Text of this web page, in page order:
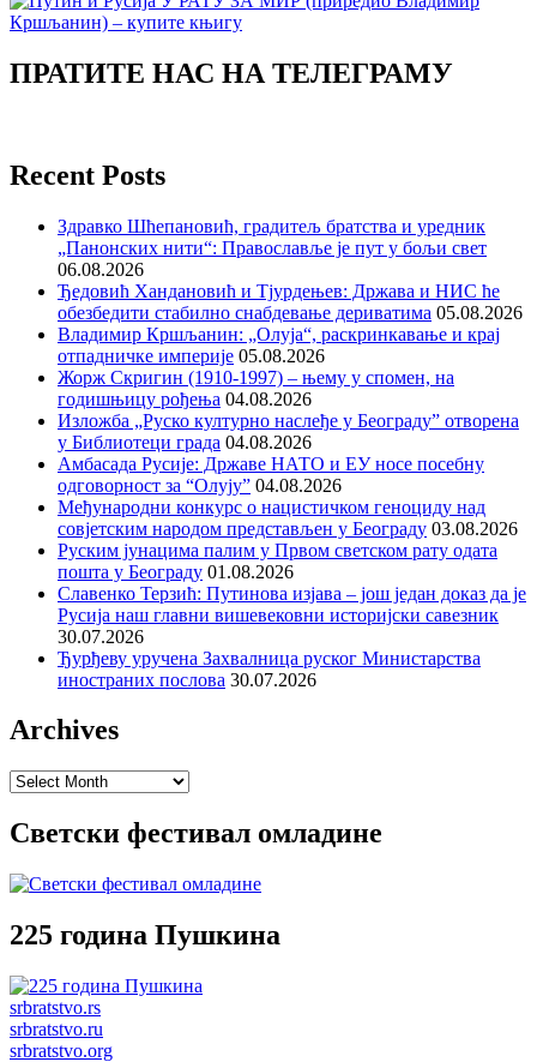
ПРАТИТЕ НАС НА ТЕЛЕГРАМУ
Recent Posts
Здравко Шћепановић, градитељ братства и уредник
„Панонских нити“: Православље је пут у бољи свет
06.08.2026
Ђедовић Хандановић и Тјурдењев: Држава и НИС ће
обезбедити стабилно снабдевање дериватима 05.08.2026
Владимир Кршљанин: „Олуја“, раскринкавање и крај
отпадничке империје 05.08.2026
Жорж Скригин (1910-1997) – њему у спомен, на
годишњицу рођења 04.08.2026
Изложба „Руско културно наслеђе у Београду” отворена
у Библиотеци града 04.08.2026
Амбасада Русије: Државе НАТО и ЕУ носе посебну
одговорност за “Олују” 04.08.2026
Међународни конкурс о нацистичком геноциду над
совјетским народом представљен у Београду 03.08.2026
Руским јунацима палим у Првом светском рату одата
пошта у Београду 01.08.2026
Славенко Терзић: Путинова изјава – још један доказ да је
Русија наш главни вишевековни историјски савезник
30.07.2026
Ђурђеву уручена Захвалница руског Министарства
иностраних послова 30.07.2026
Archives
Archives
Светски фестивал омладине
225 година Пушкина
srbratstvo.rs
srbratstvo.ru
srbratstvo.org